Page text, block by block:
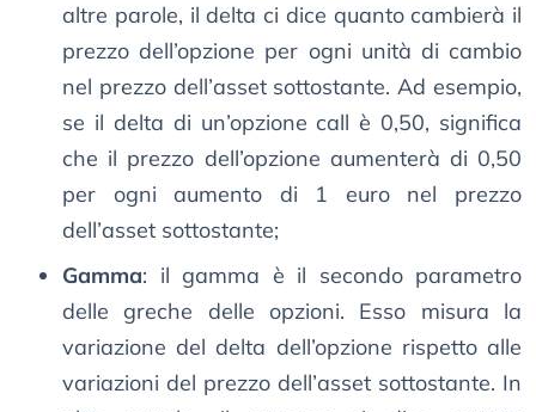
altre parole, il delta ci dice quanto cambierà il
prezzo dell’opzione per ogni unità di cambio
nel prezzo dell’asset sottostante. Ad esempio,
se il delta di un’opzione call è 0,50, significa
che il prezzo dell’opzione aumenterà di 0,50
per ogni aumento di 1 euro nel prezzo
dell’asset sottostante;
Gamma: il gamma è il secondo parametro
delle greche delle opzioni. Esso misura la
variazione del delta dell’opzione rispetto alle
variazioni del prezzo dell’asset sottostante. In